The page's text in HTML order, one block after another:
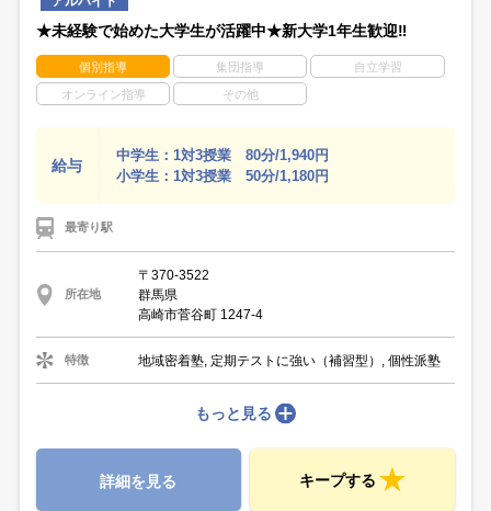
★未経験で始めた大学生が活躍中★新大学1年生歓迎‼
個別指導 集団指導 自立学習
オンライン指導 その他
給与
中学生：1対3授業 80分/1,940円
小学生：1対3授業 50分/1,180円
最寄り駅
所在地
〒370-3522
群馬県
高崎市菅谷町 1247-4
特徴 地域密着塾, 定期テストに強い（補習型）, 個性派塾
もっと見る
詳細を見る キープする